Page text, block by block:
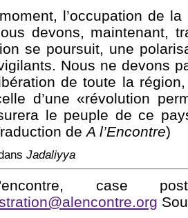
l’occupation de
devons, maintenant,
se poursuit, une
Nous ne devons
de toute la
d’une «révolution
le peuple de ce
deA l’Encontre)
Jadaliyya
case